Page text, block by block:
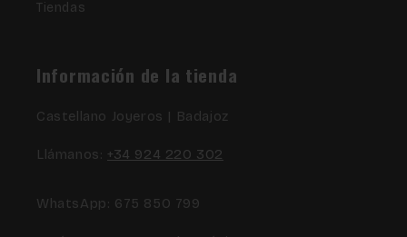
Tiendas
Información de la tienda
Castellano Joyeros | Badajoz
Llámanos: +34 924 220 302
WhatsApp: 675 850 799